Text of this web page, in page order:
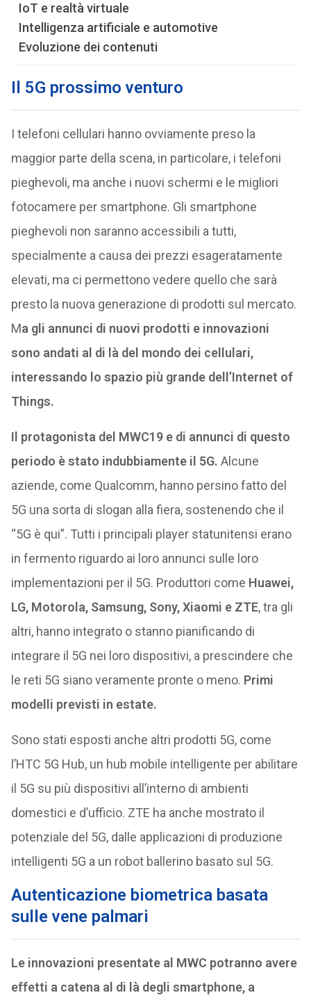
IoT e realtà virtuale
Intelligenza artificiale e automotive
Evoluzione dei contenuti
Il 5G prossimo venturo
I telefoni cellulari hanno ovviamente preso la
maggior parte della scena, in particolare, i telefoni
pieghevoli, ma anche i nuovi schermi e le migliori
fotocamere per smartphone. Gli smartphone
pieghevoli non saranno accessibili a tutti,
specialmente a causa dei prezzi esageratamente
elevati, ma ci permettono vedere quello che sarà
presto la nuova generazione di prodotti sul mercato.
Ma gli annunci di nuovi prodotti e innovazioni
sono andati al di là del mondo dei cellulari,
interessando lo spazio più grande dell’Internet of
Things.
Il protagonista del MWC19 e di annunci di questo
periodo è stato indubbiamente il 5G. Alcune
aziende, come Qualcomm, hanno persino fatto del
5G una sorta di slogan alla fiera, sostenendo che il
“5G è qui”. Tutti i principali player statunitensi erano
in fermento riguardo ai loro annunci sulle loro
implementazioni per il 5G. Produttori come Huawei,
LG, Motorola, Samsung, Sony, Xiaomi e ZTE, tra gli
altri, hanno integrato o stanno pianificando di
integrare il 5G nei loro dispositivi, a prescindere che
le reti 5G siano veramente pronte o meno. Primi
modelli previsti in estate.
Sono stati esposti anche altri prodotti 5G, come
l’HTC 5G Hub, un hub mobile intelligente per abilitare
il 5G su più dispositivi all’interno di ambienti
domestici e d’ufficio. ZTE ha anche mostrato il
potenziale del 5G, dalle applicazioni di produzione
intelligenti 5G a un robot ballerino basato sul 5G.
Autenticazione biometrica basata
sulle vene palmari
Le innovazioni presentate al MWC potranno avere
effetti a catena al di là degli smartphone, a